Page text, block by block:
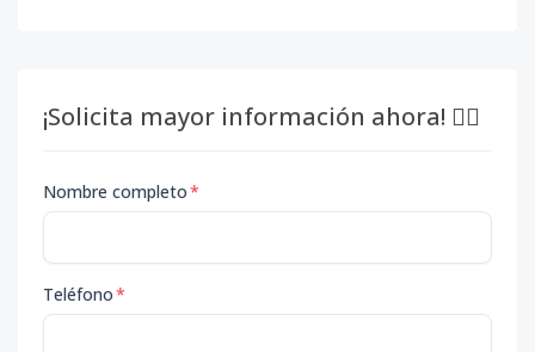
¡Solicita mayor información ahora! 👇🏽
Nombre completo*
Teléfono*